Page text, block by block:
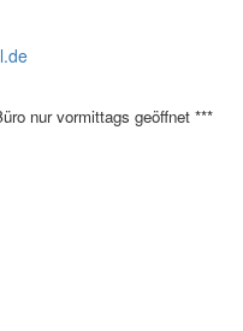
nur vormittags geöffnet ***